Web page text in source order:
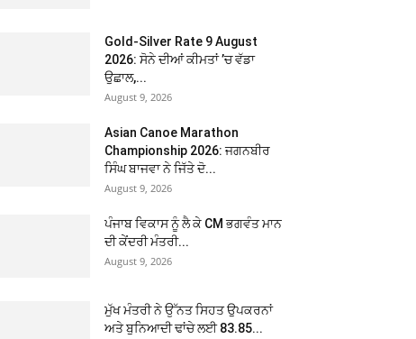
Gold-Silver Rate 9 August
2026: ਸੋਨੇ ਦੀਆਂ ਕੀਮਤਾਂ ’ਚ ਵੱਡਾ
ਉਛਾਲ,...
August 9, 2026
Asian Canoe Marathon
Championship 2026: ਜਗਨਬੀਰ
ਸਿੰਘ ਬਾਜਵਾ ਨੇ ਜਿੱਤੇ ਦੋ...
August 9, 2026
ਪੰਜਾਬ ਵਿਕਾਸ ਨੂੰ ਲੈ ਕੇ CM ਭਗਵੰਤ ਮਾਨ
ਦੀ ਕੇਂਦਰੀ ਮੰਤਰੀ...
August 9, 2026
ਮੁੱਖ ਮੰਤਰੀ ਨੇ ਉੱਨਤ ਸਿਹਤ ਉਪਕਰਨਾਂ
ਅਤੇ ਬੁਨਿਆਦੀ ਢਾਂਚੇ ਲਈ 83.85...